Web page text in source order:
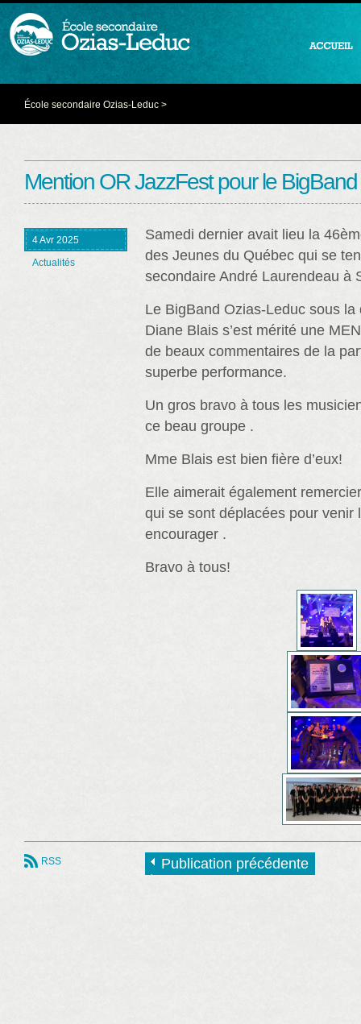
École secondaire Ozias-Leduc >
Mention OR JazzFest pour le
4 Avr 2025
Actualités
Samedi dernier avait lieu la
des Jeunes du Québec qui se
secondaire André Laurendeau à
Le BigBand Ozias-Leduc sous la
Diane Blais s’est mérité une
de beaux commentaires de la
superbe performance.
Un gros bravo à tous les
ce beau groupe .
Mme Blais est bien fière d’eux!
Elle aimerait également
qui se sont déplacées pour venir
encourager .
Bravo à tous!
RSS Publication précédente